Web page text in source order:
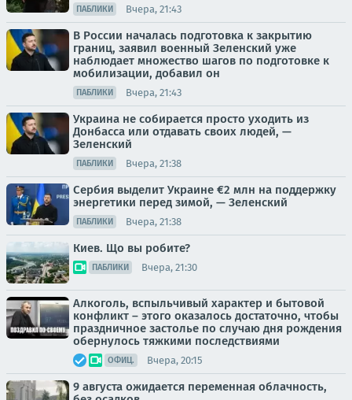
ПАБЛИКИ Вчера, 21:43
В России началась подготовка к закрытию
границ, заявил военный Зеленский уже
наблюдает множество шагов по подготовке к
мобилизации, добавил он
ПАБЛИКИ Вчера, 21:43
Украина не собирается просто уходить из
Донбасса или отдавать своих людей, —
Зеленский
ПАБЛИКИ Вчера, 21:38
Сербия выделит Украине €2 млн на поддержку
энергетики перед зимой, — Зеленский
ПАБЛИКИ Вчера, 21:38
Киев. Що вы робите?
ПАБЛИКИ Вчера, 21:30
Алкоголь, вспыльчивый характер и бытовой
конфликт – этого оказалось достаточно, чтобы
праздничное застолье по случаю дня рождения
обернулось тяжкими последствиями
ОФИЦ. Вчера, 20:15
9 августа ожидается переменная облачность,